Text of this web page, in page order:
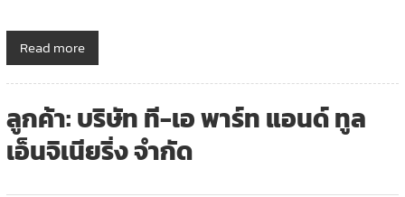
Read more
ลูกค้า: บริษัท ที-เอ พาร์ท แอนด์ ทูล
เอ็นจิเนียริ่ง จำกัด